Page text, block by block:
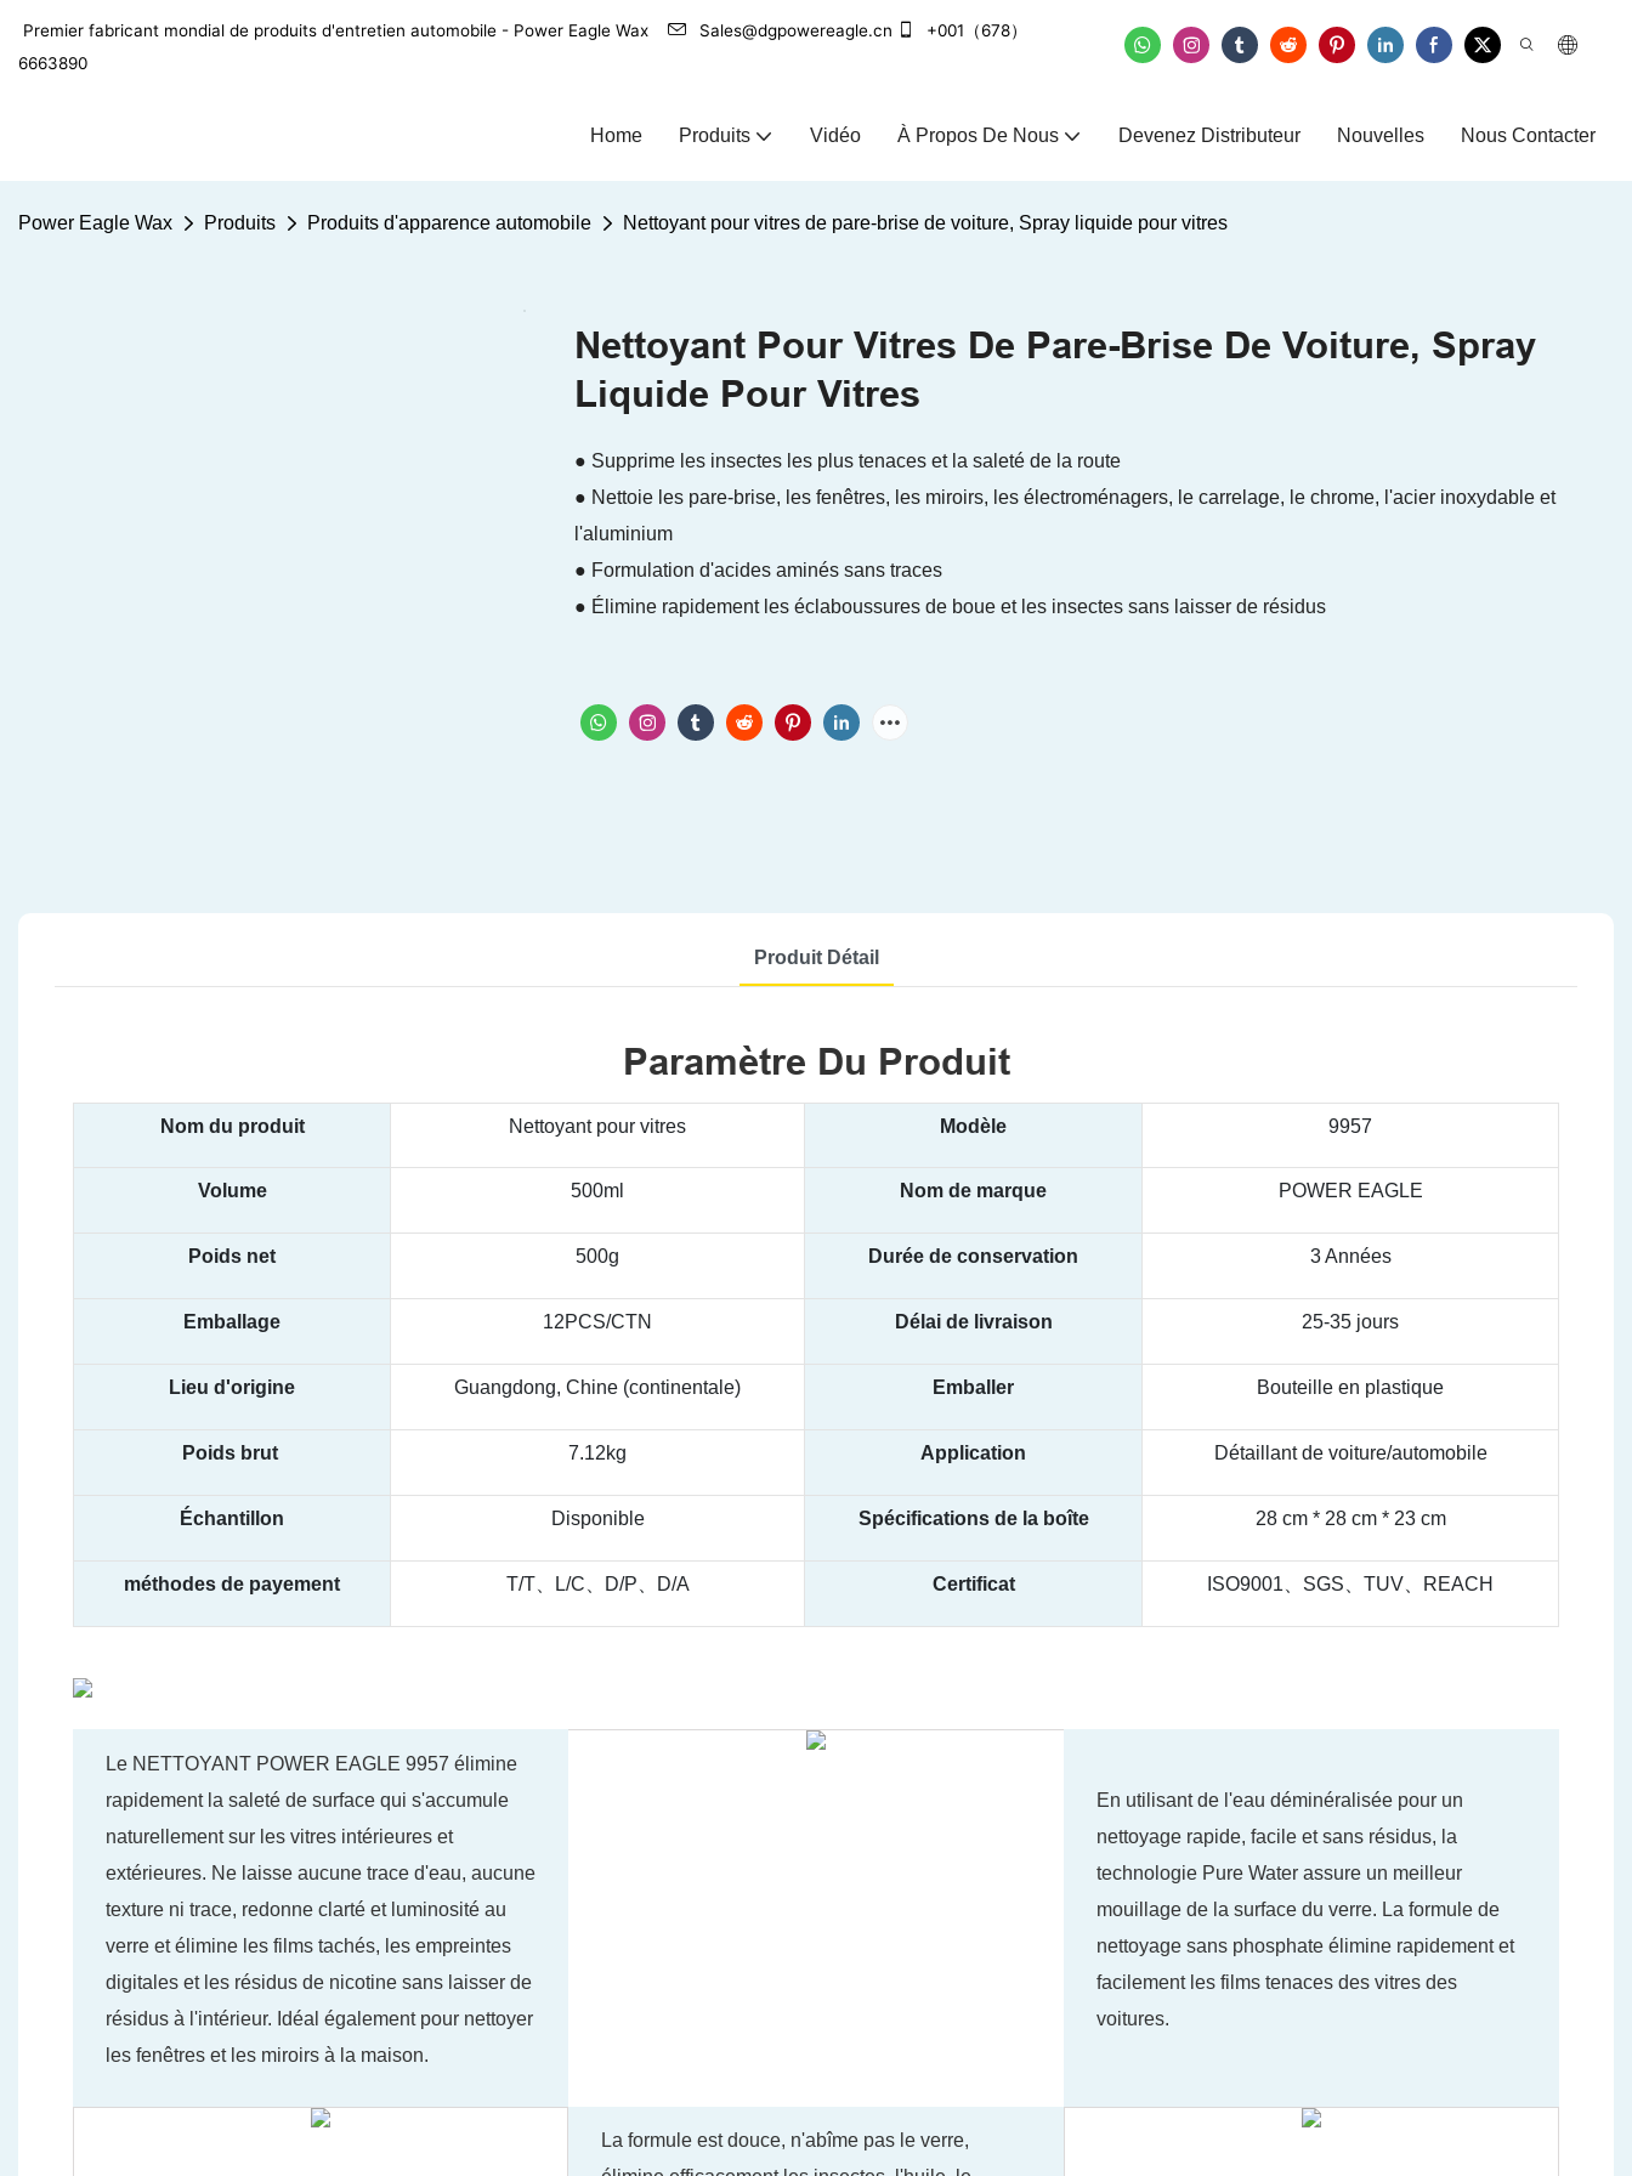
Premier fabricant mondial de produits d'entretien automobile - Power Eagle Wax Sales@dgpowereagle.cn
+001（678）
6663890
Home Produits Vidéo À Propos De Nous Devenez Distributeur Nouvelles Nous Contacter
Power Eagle Wax Produits Produits d'apparence automobile Nettoyant pour vitres de pare-brise de voiture, Spray liquide pour vitres
Nettoyant Pour Vitres De Pare-Brise De Voiture, Spray
Liquide Pour Vitres
● Supprime les insectes les plus tenaces et la saleté de la route
● Nettoie les pare-brise, les fenêtres, les miroirs, les électroménagers, le carrelage, le chrome, l'acier inoxydable et
l'aluminium
● Formulation d'acides aminés sans traces
● Élimine rapidement les éclaboussures de boue et les insectes sans laisser de résidus
Produit Détail
Paramètre Du Produit
Nom du produit Nettoyant pour vitres Modèle 9957
Volume 500ml Nom de marque POWER EAGLE
Poids net 500g Durée de conservation 3 Années
Emballage 12PCS/CTN Délai de livraison 25-35 jours
Lieu d'origine Guangdong, Chine (continentale) Emballer Bouteille en plastique
Poids brut 7.12kg Application Détaillant de voiture/automobile
Échantillon Disponible Spécifications de la boîte 28 cm * 28 cm * 23 cm
méthodes de payement T/T、L/C、D/P、D/A Certificat ISO9001、SGS、TUV、REACH
Le NETTOYANT POWER EAGLE 9957 élimine
rapidement la saleté de surface qui s'accumule
naturellement sur les vitres intérieures et
extérieures. Ne laisse aucune trace d'eau, aucune
texture ni trace, redonne clarté et luminosité au
verre et élimine les films tachés, les empreintes
digitales et les résidus de nicotine sans laisser de
résidus à l'intérieur. Idéal également pour nettoyer
les fenêtres et les miroirs à la maison.
En utilisant de l'eau déminéralisée pour un
nettoyage rapide, facile et sans résidus, la
technologie Pure Water assure un meilleur
mouillage de la surface du verre. La formule de
nettoyage sans phosphate élimine rapidement et
facilement les films tenaces des vitres des
voitures.
La formule est douce, n'abîme pas le verre,